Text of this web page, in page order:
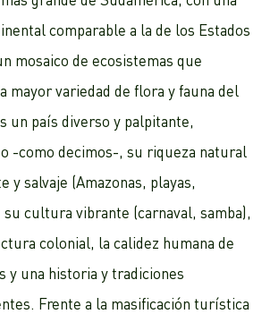
comparable a la de los Estados
mosaico de ecosistemas que
mayor variedad de flora y fauna del
un país diverso y palpitante,
-como decimos-, su riqueza natural
y salvaje (Amazonas, playas,
su cultura vibrante (carnaval, samba),
colonial, la calidez humana de
y una historia y tradiciones
Frente a la masificación turística